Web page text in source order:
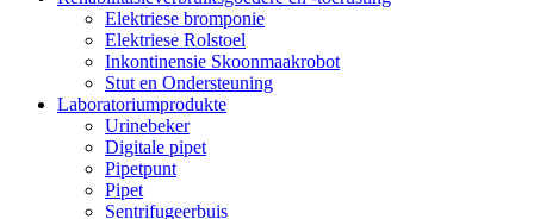
Elektriese bromponie
Elektriese Rolstoel
Inkontinensie Skoonmaakrobot
Stut en Ondersteuning
Laboratoriumprodukte
Urinebeker
Digitale pipet
Pipetpunt
Pipet
Sentrifugeerbuis